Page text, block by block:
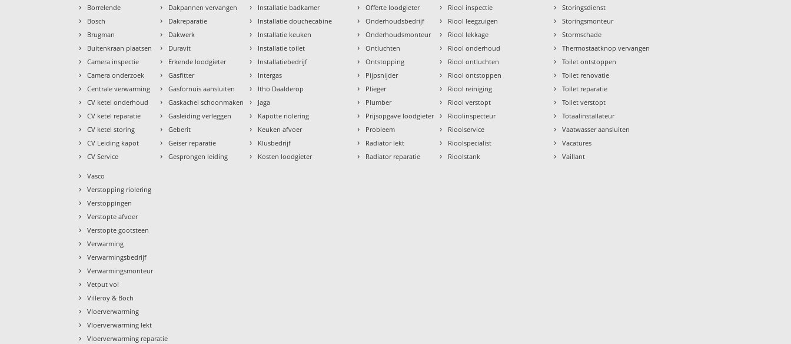
› Borrelende
› Bosch
› Brugman
› Buitenkraan plaatsen
› Camera inspectie
› Camera onderzoek
› Centrale verwarming
› CV ketel onderhoud
› CV ketel reparatie
› CV ketel storing
› CV Leiding kapot
› CV Service
› Dakpannen vervangen
› Dakreparatie
› Dakwerk
› Duravit
› Erkende loodgieter
› Gasfitter
› Gasfornuis aansluiten
› Gaskachel schoonmaken
› Gasleiding verleggen
› Geberit
› Geiser reparatie
› Gesprongen leiding
› Installatie badkamer
› Installatie douchecabine
› Installatie keuken
› Installatie toilet
› Installatiebedrijf
› Intergas
› Itho Daalderop
› Jaga
› Kapotte riolering
› Keuken afvoer
› Klusbedrijf
› Kosten loodgieter
› Offerte loodgieter
› Onderhoudsbedrijf
› Onderhoudsmonteur
› Ontluchten
› Ontstopping
› Pijpsnijder
› Plieger
› Plumber
› Prijsopgave loodgieter
› Probleem
› Radiator lekt
› Radiator reparatie
› Riool inspectie
› Riool leegzuigen
› Riool lekkage
› Riool onderhoud
› Riool ontluchten
› Riool ontstoppen
› Riool reiniging
› Riool verstopt
› Rioolinspecteur
› Rioolservice
› Rioolspecialist
› Rioolstank
› Storingsdienst
› Storingsmonteur
› Stormschade
› Thermostaatknop vervangen
› Toilet ontstoppen
› Toilet renovatie
› Toilet reparatie
› Toilet verstopt
› Totaalinstallateur
› Vaatwasser aansluiten
› Vacatures
› Vaillant
› Vasco
› Verstopping riolering
› Verstoppingen
› Verstopte afvoer
› Verstopte gootsteen
› Verwarming
› Verwarmingsbedrijf
› Verwarmingsmonteur
› Vetput vol
› Villeroy & Boch
› Vloerverwarming
› Vloerverwarming lekt
› Vloerverwarming reparatie